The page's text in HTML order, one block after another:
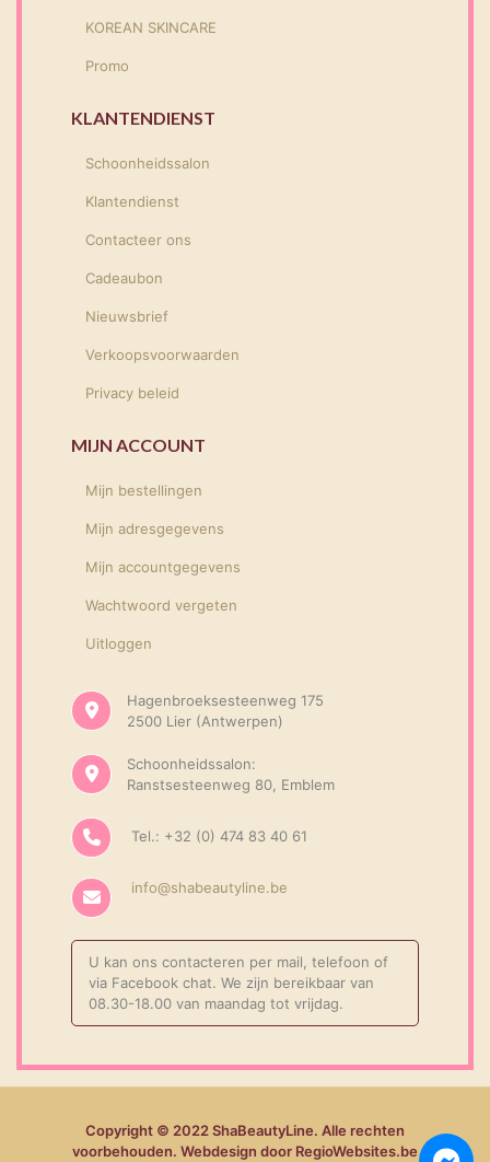
KOREAN SKINCARE
Promo
KLANTENDIENST
Schoonheidssalon
Klantendienst
Contacteer ons
Cadeaubon
Nieuwsbrief
Verkoopsvoorwaarden
Privacy beleid
MIJN ACCOUNT
Mijn bestellingen
Mijn adresgegevens
Mijn accountgegevens
Wachtwoord vergeten
Uitloggen
Hagenbroeksesteenweg 175
2500 Lier (Antwerpen)
Schoonheidssalon:
Ranstsesteenweg 80, Emblem
Tel.: +32 (0) 474 83 40 61
info@shabeautyline.be
U kan ons contacteren per mail, telefoon of
via Facebook chat. We zijn bereikbaar van
08.30-18.00 van maandag tot vrijdag.
Copyright © 2022 ShaBeautyLine. Alle rechten
voorbehouden. Webdesign door RegioWebsites.be